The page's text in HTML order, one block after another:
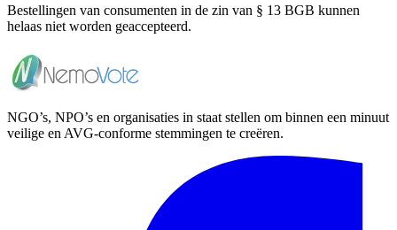
Bestellingen van consumenten in de zin van § 13 BGB kunnen
helaas niet worden geaccepteerd.
NGO’s, NPO’s en organisaties in staat stellen om binnen een minuut
veilige en AVG-conforme stemmingen te creëren.